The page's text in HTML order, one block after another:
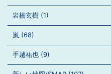
岩橋玄樹 (1)
嵐 (68)
手越祐也 (9)